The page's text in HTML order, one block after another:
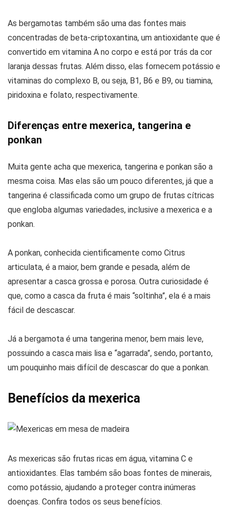
As bergamotas também são uma das fontes mais
concentradas de beta-criptoxantina, um antioxidante que é
convertido em vitamina A no corpo e está por trás da cor
laranja dessas frutas. Além disso, elas fornecem potássio e
vitaminas do complexo B, ou seja, B1, B6 e B9, ou tiamina,
piridoxina e folato, respectivamente.
Diferenças entre mexerica, tangerina e
ponkan
Muita gente acha que mexerica, tangerina e ponkan são a
mesma coisa. Mas elas são um pouco diferentes, já que a
tangerina é classificada como um grupo de frutas cítricas
que engloba algumas variedades, inclusive a mexerica e a
ponkan.
A ponkan, conhecida cientificamente como Citrus
articulata, é a maior, bem grande e pesada, além de
apresentar a casca grossa e porosa. Outra curiosidade é
que, como a casca da fruta é mais “soltinha”, ela é a mais
fácil de descascar.
Já a bergamota é uma tangerina menor, bem mais leve,
possuindo a casca mais lisa e “agarrada”, sendo, portanto,
um pouquinho mais difícil de descascar do que a ponkan.
Benefícios da mexerica
As mexericas são frutas ricas em água, vitamina C e
antioxidantes. Elas também são boas fontes de minerais,
como potássio, ajudando a proteger contra inúmeras
doenças. Confira todos os seus benefícios.